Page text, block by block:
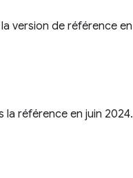
version de référence en
référence en juin 2024.